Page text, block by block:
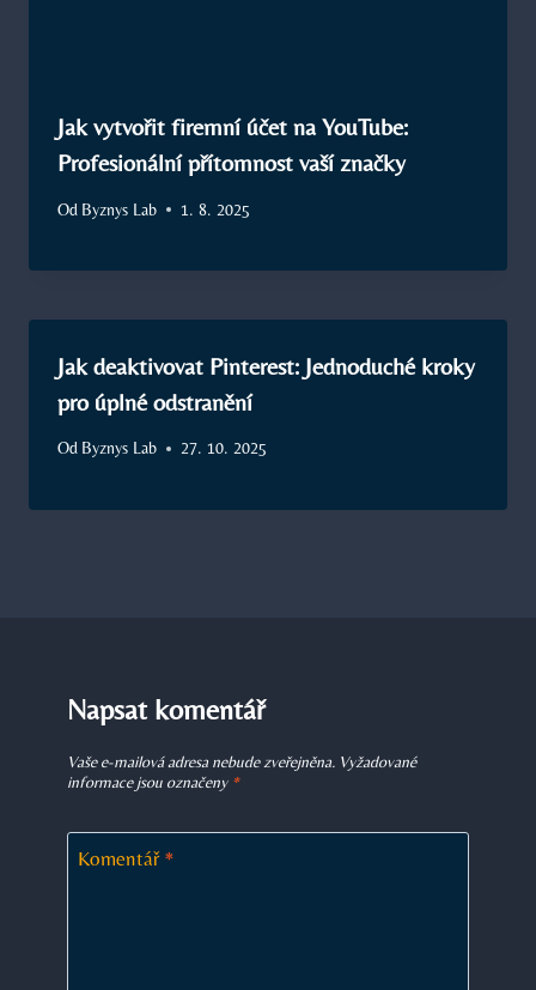
Jak vytvořit firemní účet na YouTube:
Profesionální přítomnost vaší značky
Od Byznys Lab 1. 8. 2025
Jak deaktivovat Pinterest: Jednoduché kroky
pro úplné odstranění
Od Byznys Lab 27. 10. 2025
Napsat komentář
Vaše e-mailová adresa nebude zveřejněna. Vyžadované
informace jsou označeny *
Komentář *